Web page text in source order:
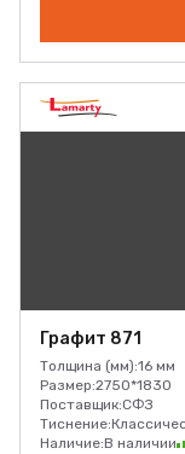
Графит 871
Толщина (мм):16 мм
Размер:2750*1830
Поставщик:СФЗ
Тиснение:
Наличие:В наличии